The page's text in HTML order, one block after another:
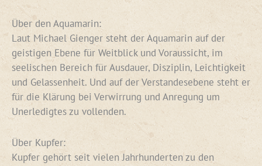
Über den Aquamarin:
Laut Michael Gienger steht der Aquamarin auf der
geistigen Ebene für Weitblick und Voraussicht, im
seelischen Bereich für Ausdauer, Disziplin, Leichtigkeit
und Gelassenheit. Und auf der Verstandesebene steht er
für die Klärung bei Verwirrung und Anregung um
Unerledigtes zu vollenden.
Über Kupfer:
Kupfer gehört seit vielen Jahrhunderten zu den